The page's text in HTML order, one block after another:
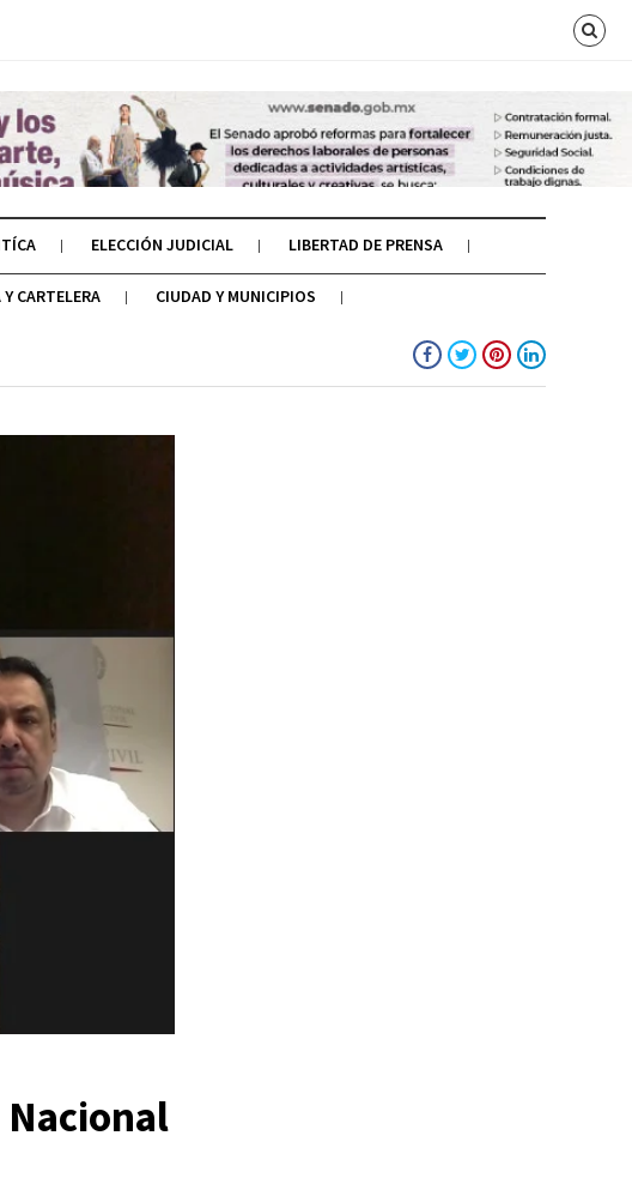
ELECCIÓN JUDICIAL LIBERTAD DE PRENSA
CARTELERA CIUDAD Y MUNICIPIOS